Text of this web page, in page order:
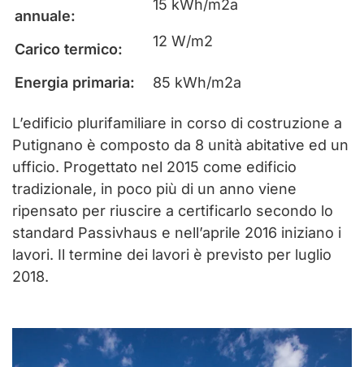
annuale:
15 kWh/m2a
Carico termico: 12 W/m2
Energia primaria: 85 kWh/m2a
L’edificio plurifamiliare in corso di costruzione a
Putignano è composto da 8 unità abitative ed un
ufficio. Progettato nel 2015 come edificio
tradizionale, in poco più di un anno viene
ripensato per riuscire a certificarlo secondo lo
standard Passivhaus e nell’aprile 2016 iniziano i
lavori. Il termine dei lavori è previsto per luglio
2018.